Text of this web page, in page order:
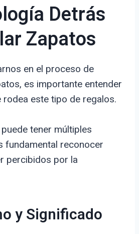
Detrás
Zapatos
en el proceso de
es importante entender
rodea este tipo de regalos.
tener múltiples
fundamental reconocer
percibidos por la
y Significado